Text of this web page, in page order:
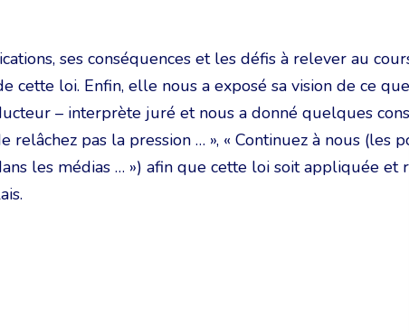
ses conséquences et les défis à relever au
cette loi. Enfin, elle nous a exposé sa vision de ce
– interprète juré et nous a donné quelques
pas la pression … », « Continuez à nous (les
les médias … ») afin que cette loi soit appliquée et